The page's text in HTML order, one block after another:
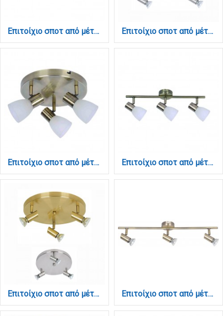
Επιτοίχιο σποτ από μέταλλο σε οξυντέ απόχρωση 2XGU10 D:17cm (9075-2Φ-Οξυντέ) Επιτοίχιο σποτ από μέταλλο σε οξυντέ απόχρωση 2XGU10 D:40cm (9076-2Φ-Οξυντέ)
Επιτοίχιο σποτ από μέταλλο σε οξυντέ απόχρωση 3XE14 D:25cm (9064-3Φ-Οξυντέ) Επιτοίχιο σποτ από μέταλλο σε οξυντέ απόχρωση 3xE14 D:60cm (9065-3Φ-Οξυντέ)
Επιτοίχιο σποτ από μέταλλο σε οξυντέ απόχρωση 3XGU10 D:25cm (9075-3Φ-Οξυντέ) Επιτοίχιο σποτ από μέταλλο σε οξυντέ απόχρωση 3XGU10 D:60cm (9076-3Φ-Οξυντέ)